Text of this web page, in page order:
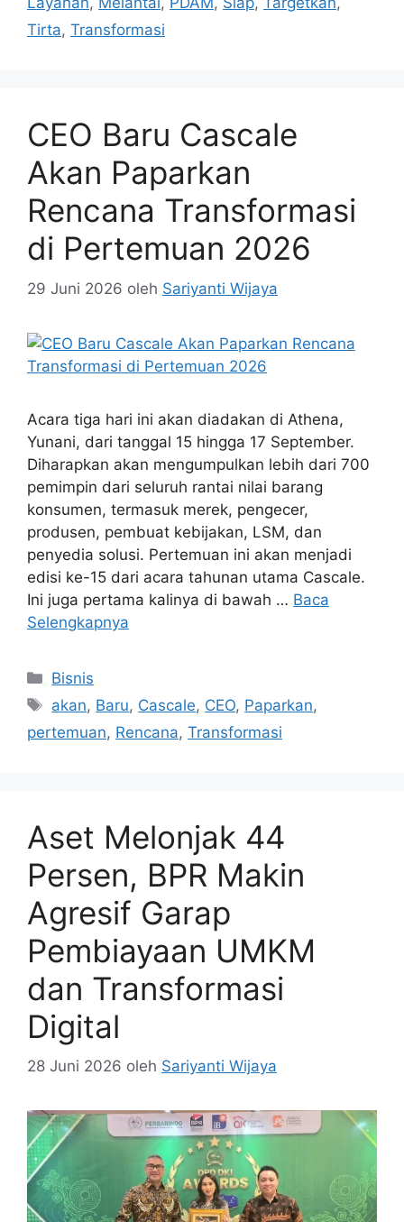
Tirta, Transformasi
CEO Baru Cascale
Akan Paparkan
Rencana Transformasi
di Pertemuan 2026
29 Juni 2026 oleh Sariyanti Wijaya
Acara tiga hari ini akan diadakan di Athena,
Yunani, dari tanggal 15 hingga 17 September.
Diharapkan akan mengumpulkan lebih dari 700
pemimpin dari seluruh rantai nilai barang
konsumen, termasuk merek, pengecer,
produsen, pembuat kebijakan, LSM, dan
penyedia solusi. Pertemuan ini akan menjadi
edisi ke-15 dari acara tahunan utama Cascale.
Ini juga pertama kalinya di bawah … Baca
Selengkapnya
Kategori
Bisnis
Tag
akan, Baru, Cascale, CEO, Paparkan,
pertemuan, Rencana, Transformasi
Aset Melonjak 44
Persen, BPR Makin
Agresif Garap
Pembiayaan UMKM
dan Transformasi
Digital
28 Juni 2026 oleh Sariyanti Wijaya